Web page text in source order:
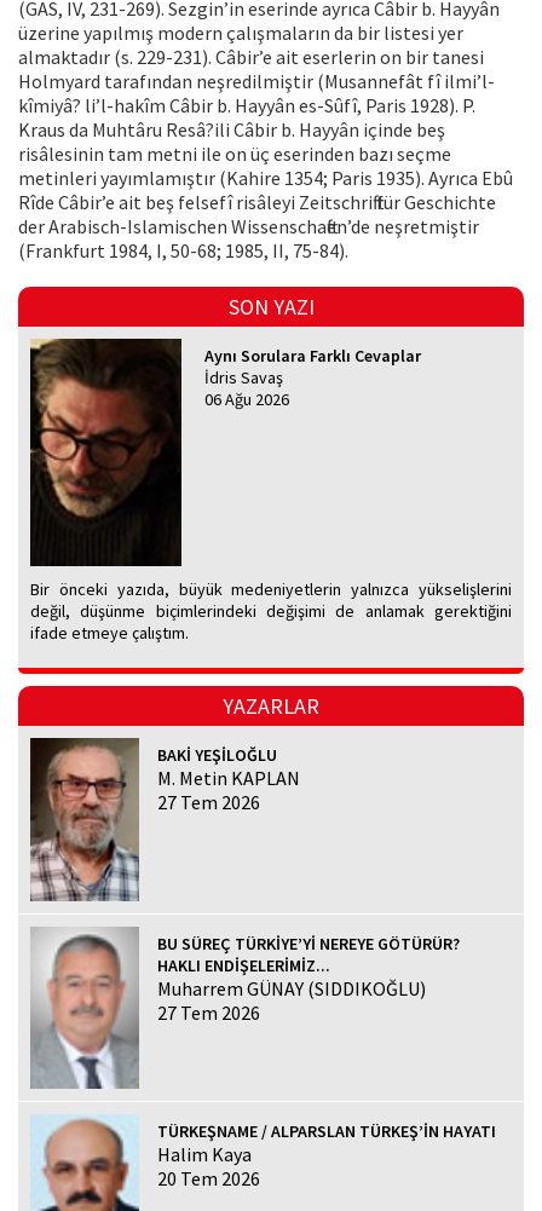
(GAS, IV, 231-269). Sezgin’in eserinde ayrıca Câbir b. Hayyân
üzerine yapılmış modern çalışmaların da bir listesi yer
almaktadır (s. 229-231). Câbir’e ait eserlerin on bir tanesi
Holmyard tarafından neşredilmiştir (Musannefât fî ilmi’l-
kîmiyâ? li’l-hakîm Câbir b. Hayyân es-Sûfî, Paris 1928). P.
Kraus da Muhtâru Resâ?ili Câbir b. Hayyân içinde beş
risâlesinin tam metni ile on üç eserinden bazı seçme
metinleri yayımlamıştır (Kahire 1354; Paris 1935). Ayrıca Ebû
Rîde Câbir’e ait beş felsefî risâleyi Zeitschrift für Geschichte
der Arabisch-Islamischen Wissenschaften’de neşretmiştir
(Frankfurt 1984, I, 50-68; 1985, II, 75-84).
SON YAZI
Aynı Sorulara Farklı Cevaplar
İdris Savaş
06 Ağu 2026
Bir önceki yazıda, büyük medeniyetlerin yalnızca yükselişlerini
değil, düşünme biçimlerindeki değişimi de anlamak gerektiğini
ifade etmeye çalıştım.
YAZARLAR
BAKİ YEŞİLOĞLU
M. Metin KAPLAN
27 Tem 2026
BU SÜREÇ TÜRKİYE’Yİ NEREYE GÖTÜRÜR?
HAKLI ENDİŞELERİMİZ...
Muharrem GÜNAY (SIDDIKOĞLU)
27 Tem 2026
TÜRKEŞNAME / ALPARSLAN TÜRKEŞ’İN HAYATI
Halim Kaya
20 Tem 2026